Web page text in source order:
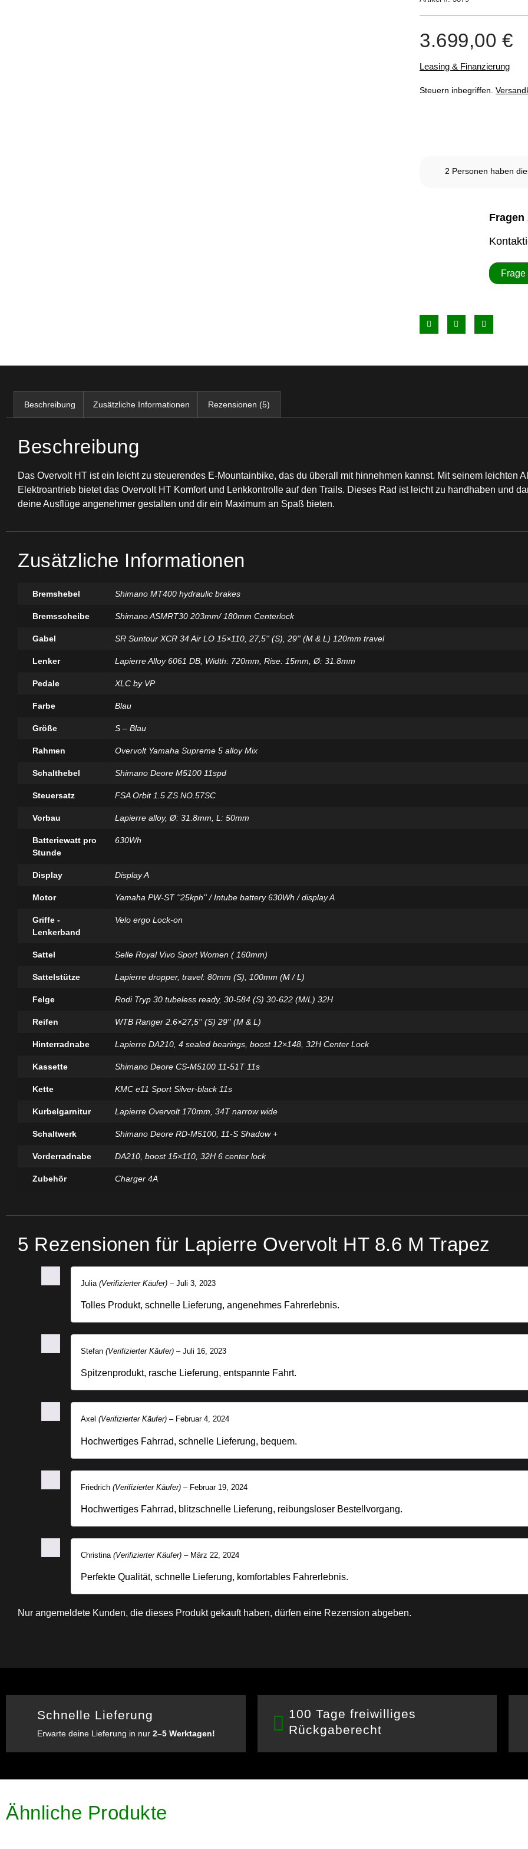
3.699,00 €
Leasing & Finanzierung
Steuern inbegriffen.
2 Personen haben
Fragen
Beschreibung Zusätzliche Informationen Rezensionen (5)
Beschreibung
Das Overvolt HT ist ein leicht zu steuerendes E-Mountainbike, das du überall mit hinnehmen kannst. Mit seinem leichten
Elektroantrieb bietet das Overvolt HT Komfort und Lenkkontrolle auf den Trails. Dieses Rad ist leicht zu handhaben und
deine Ausflüge angenehmer gestalten und dir ein Maximum an Spaß bieten.
Zusätzliche Informationen
Bremshebel Shimano MT400 hydraulic brakes
Bremsscheibe Shimano ASMRT30 203mm/ 180mm Centerlock
Gabel SR Suntour XCR 34 Air LO 15×110, 27,5'' (S), 29'' (M & L) 120mm travel
Lenker Lapierre Alloy 6061 DB, Width: 720mm, Rise: 15mm, Ø: 31.8mm
Pedale XLC by VP
Farbe Blau
Größe S – Blau
Rahmen Overvolt Yamaha Supreme 5 alloy Mix
Schalthebel Shimano Deore M5100 11spd
Steuersatz FSA Orbit 1.5 ZS NO.57SC
Vorbau Lapierre alloy, Ø: 31.8mm, L: 50mm
Batteriewatt pro
Stunde
630Wh
Display Display A
Motor Yamaha PW-ST ''25kph'' / Intube battery 630Wh / display A
Griffe -
Lenkerband
Velo ergo Lock-on
Sattel Selle Royal Vivo Sport Women ( 160mm)
Sattelstütze Lapierre dropper, travel: 80mm (S), 100mm (M / L)
Felge Rodi Tryp 30 tubeless ready, 30-584 (S) 30-622 (M/L) 32H
Reifen WTB Ranger 2.6×27,5'' (S) 29'' (M & L)
Hinterradnabe Lapierre DA210, 4 sealed bearings, boost 12×148, 32H Center Lock
Kassette Shimano Deore CS-M5100 11-51T 11s
Kette KMC e11 Sport Silver-black 11s
Kurbelgarnitur Lapierre Overvolt 170mm, 34T narrow wide
Schaltwerk Shimano Deore RD-M5100, 11-S Shadow +
Vorderradnabe DA210, boost 15×110, 32H 6 center lock
Zubehör Charger 4A
5 Rezensionen für Lapierre Overvolt HT 8.6 M Trapez
Julia (Verifizierter Käufer) – Juli 3, 2023
Tolles Produkt, schnelle Lieferung, angenehmes Fahrerlebnis.
Stefan (Verifizierter Käufer) – Juli 16, 2023
Spitzenprodukt, rasche Lieferung, entspannte Fahrt.
Axel (Verifizierter Käufer) – Februar 4, 2024
Hochwertiges Fahrrad, schnelle Lieferung, bequem.
Friedrich (Verifizierter Käufer) – Februar 19, 2024
Hochwertiges Fahrrad, blitzschnelle Lieferung, reibungsloser Bestellvorgang.
Christina (Verifizierter Käufer) – März 22, 2024
Perfekte Qualität, schnelle Lieferung, komfortables Fahrerlebnis.
Nur angemeldete Kunden, die dieses Produkt gekauft haben, dürfen eine Rezension abgeben.
Schnelle Lieferung
Erwarte deine Lieferung in nur 2–5 Werktagen!
100 Tage freiwilliges
Rückgaberecht
Ähnliche Produkte